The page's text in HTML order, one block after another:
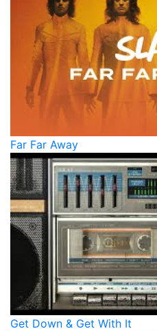
Far Far Away
Get Down & Get With It